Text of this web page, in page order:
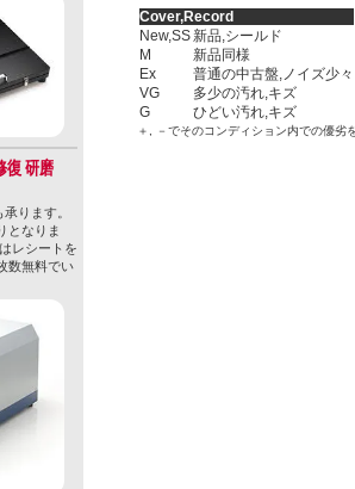
復 研磨
ります。
となりま
レシートを
数無料でい
Cover,Record
New,SS新品,シールド
M
新品同様
Ex
普通の中古盤,ノイズ少々
VG
多少の汚れ,キズ
G
ひどい汚れ,キズ
＋, －でそのコンディション内での優劣